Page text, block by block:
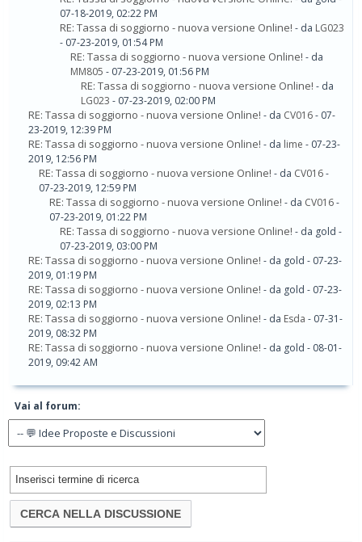
07-18-2019, 02:22 PM
RE: Tassa di soggiorno - nuova versione Online! - da LG023
- 07-23-2019, 01:54 PM
RE: Tassa di soggiorno - nuova versione Online! - da
MM805 - 07-23-2019, 01:56 PM
RE: Tassa di soggiorno - nuova versione Online! - da
LG023 - 07-23-2019, 02:00 PM
RE: Tassa di soggiorno - nuova versione Online! - da CV016- 07-
23-2019, 12:39 PM
RE: Tassa di soggiorno - nuova versione Online! - da lime - 07-23-
2019, 12:56 PM
RE: Tassa di soggiorno - nuova versione Online! - da CV016-
07-23-2019, 12:59 PM
RE: Tassa di soggiorno - nuova versione Online! - da CV016-
07-23-2019, 01:22 PM
RE: Tassa di soggiorno - nuova versione Online! - da gold -
07-23-2019, 03:00 PM
RE: Tassa di soggiorno - nuova versione Online! - da gold - 07-23-
2019, 01:19 PM
RE: Tassa di soggiorno - nuova versione Online! - da gold - 07-23-
2019, 02:13 PM
RE: Tassa di soggiorno - nuova versione Online! - da Esda - 07-31-
2019, 08:32 PM
RE: Tassa di soggiorno - nuova versione Online! - da gold - 08-01-
2019, 09:42 AM
Vai al forum: